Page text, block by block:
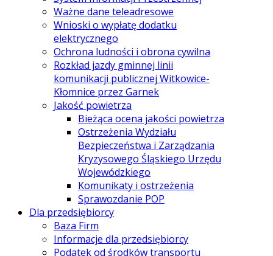
Ważne dane teleadresowe
Wnioski o wypłatę dodatku
elektrycznego
Ochrona ludności i obrona cywilna
Rozkład jazdy gminnej linii
komunikacji publicznej Witkowice-
Kłomnice przez Garnek
Jakość powietrza
Bieżąca ocena jakości powietrza
Ostrzeżenia Wydziału
Bezpieczeństwa i Zarządzania
Kryzysowego Śląskiego Urzędu
Wojewódzkiego
Komunikaty i ostrzeżenia
Sprawozdanie POP
Dla przedsiębiorcy
Baza Firm
Informacje dla przedsiębiorcy
Podatek od środków transportu